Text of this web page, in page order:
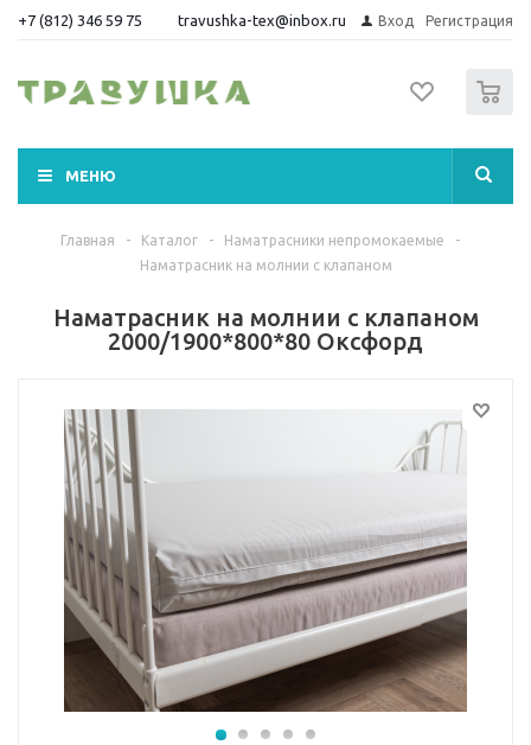
+7 (812) 346 59 75 travushka-tex@inbox.ru Вход Регистрация
МЕНЮ
Главная - Каталог - Наматрасники непромокаемые
-
Наматрасник на молнии с клапаном
Наматрасник на молнии с клапаном
2000/1900*800*80 Оксфорд